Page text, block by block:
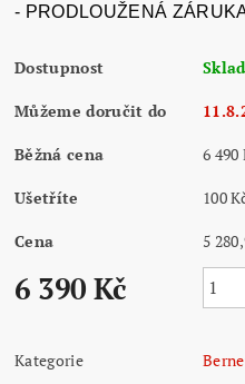
- PRODLOUŽENÁ
Dostupnost
Můžeme doručit do
Běžná cena 6 490
Ušetříte 100
Cena
6 390 Kč
Kategorie